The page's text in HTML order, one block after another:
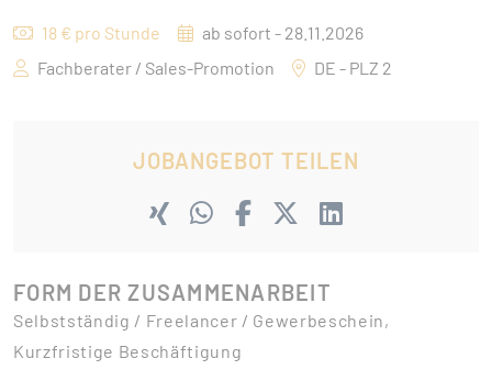
18 € pro Stunde
ab sofort - 28.11.2026
Fachberater / Sales-Promotion
DE - PLZ 2
JOBANGEBOT TEILEN
FORM DER ZUSAMMENARBEIT
Selbstständig / Freelancer / Gewerbeschein,
Kurzfristige Beschäftigung